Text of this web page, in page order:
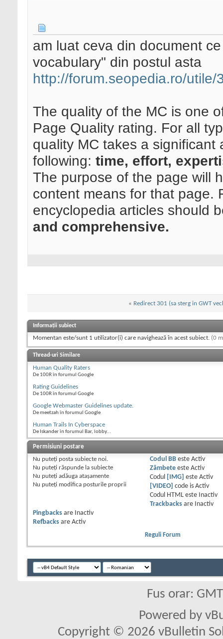
am luat ceva din document
vocabulary" din postul asta
http://forum.seopedia.ro/
The quality of the MC is one
Page Quality rating. For all
quality MC takes a
following: time, effort,
The purpose of the page will
content means for that page.
encyclopedia articles should
and comprehensive.
« Redirect 301 (sa sterg in GWT
Informații subiect
Momentan este/sunt 1 utilizator(i) care navighează în acest subiect. (0
Thread-uri Similare
Human Quality Raters
De 100R în forumul Google
Rating Guidelines
De 100R în forumul Google
Google Webmaster Guidelines update.
De meetzah în forumul Google
Human Trails In Cyberspace
De Iskander în forumul Bar, lobby...
Permisiuni postare
Nu puteţi posta subiecte noi.
Nu puteţi răspunde la subiecte
Nu puteţi adăuga ataşamente
Nu puteţi modifica posturile proprii
Codul BBeste Activ
Zâmbeteeste Activ
Codul
[IMG] este Activ
[VIDEO]
code is Activ
Codul HTML este
Inactiv
Trackbacksare
Inactiv
Pingbacks are
Inactiv
Refbacks are Activ
Reguli Forum
Fus orar:
Powered by
Copyright © 2026 vBulletin